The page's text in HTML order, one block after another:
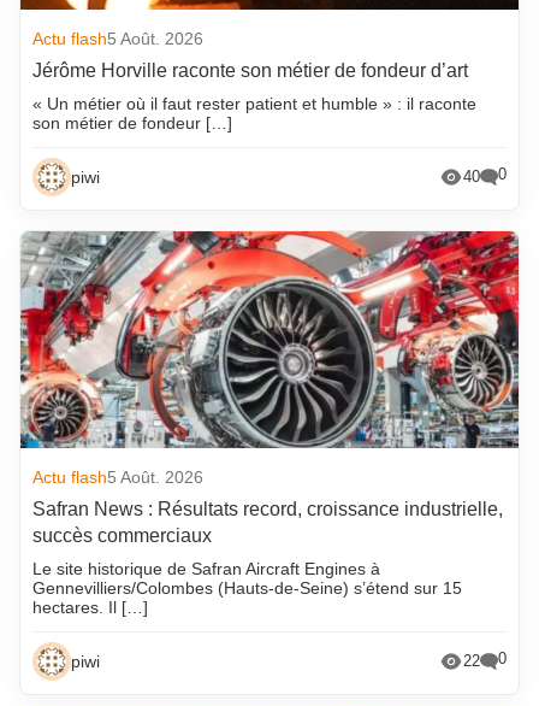
Actu flash5 Août. 2026
Jérôme Horville raconte son métier de fondeur d’art
« Un métier où il faut rester patient et humble » : il raconte
son métier de fondeur […]
piwi 40 0
Actu flash5 Août. 2026
Safran News : Résultats record, croissance industrielle,
succès commerciaux
Le site historique de Safran Aircraft Engines à
Gennevilliers/Colombes (Hauts-de-Seine) s’étend sur 15
hectares. Il […]
piwi 22 0